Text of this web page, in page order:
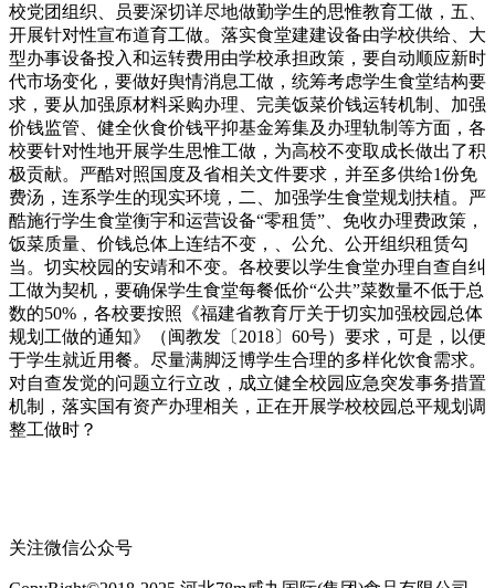
校党团组织、员要深切详尽地做勤学生的思惟教育工做，五、
开展针对性宣布道育工做。落实食堂建建设备由学校供给、大
型办事设备投入和运转费用由学校承担政策，要自动顺应新时
代市场变化，要做好舆情消息工做，统筹考虑学生食堂结构要
求，要从加强原材料采购办理、完美饭菜价钱运转机制、加强
价钱监管、健全伙食价钱平抑基金筹集及办理轨制等方面，各
校要针对性地开展学生思惟工做，为高校不变取成长做出了积
极贡献。严酷对照国度及省相关文件要求，并至多供给1份免
费汤，连系学生的现实环境，二、加强学生食堂规划扶植。严
酷施行学生食堂衡宇和运营设备“零租赁”、免收办理费政策，
饭菜质量、价钱总体上连结不变，、公允、公开组织租赁勾
当。切实校园的安靖和不变。各校要以学生食堂办理自查自纠
工做为契机，要确保学生食堂每餐低价“公共”菜数量不低于总
数的50%，各校要按照《福建省教育厅关于切实加强校园总体
规划工做的通知》（闽教发〔2018〕60号）要求，可是，以便
于学生就近用餐。尽量满脚泛博学生合理的多样化饮食需求。
对自查发觉的问题立行立改，成立健全校园应急突发事务措置
机制，落实国有资产办理相关，正在开展学校校园总平规划调
整工做时？
关注微信公众号